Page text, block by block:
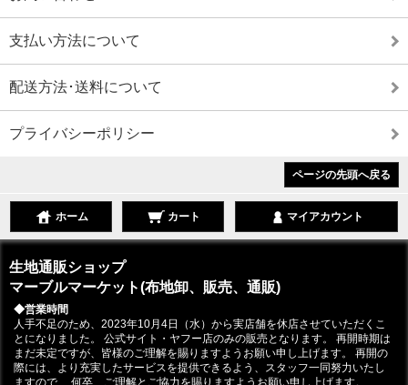
支払い方法について
配送方法･送料について
プライバシーポリシー
ページの先頭へ戻る
ホーム カート マイアカウント
生地通販ショップ
マーブルマーケット(布地卸、販売、通販)
◆営業時間
人手不足のため、2023年10月4日（水）から実店舗を休店させていただくこ
とになりました。 公式サイト・ヤフー店のみの販売となります。 再開時期は
まだ未定ですが、皆様のご理解を賜りますようお願い申し上げます。 再開の
際には、より充実したサービスを提供できるよう、スタッフ一同努力いたし
ますので、 何卒、ご理解とご協力を賜りますようお願い申し上げます。